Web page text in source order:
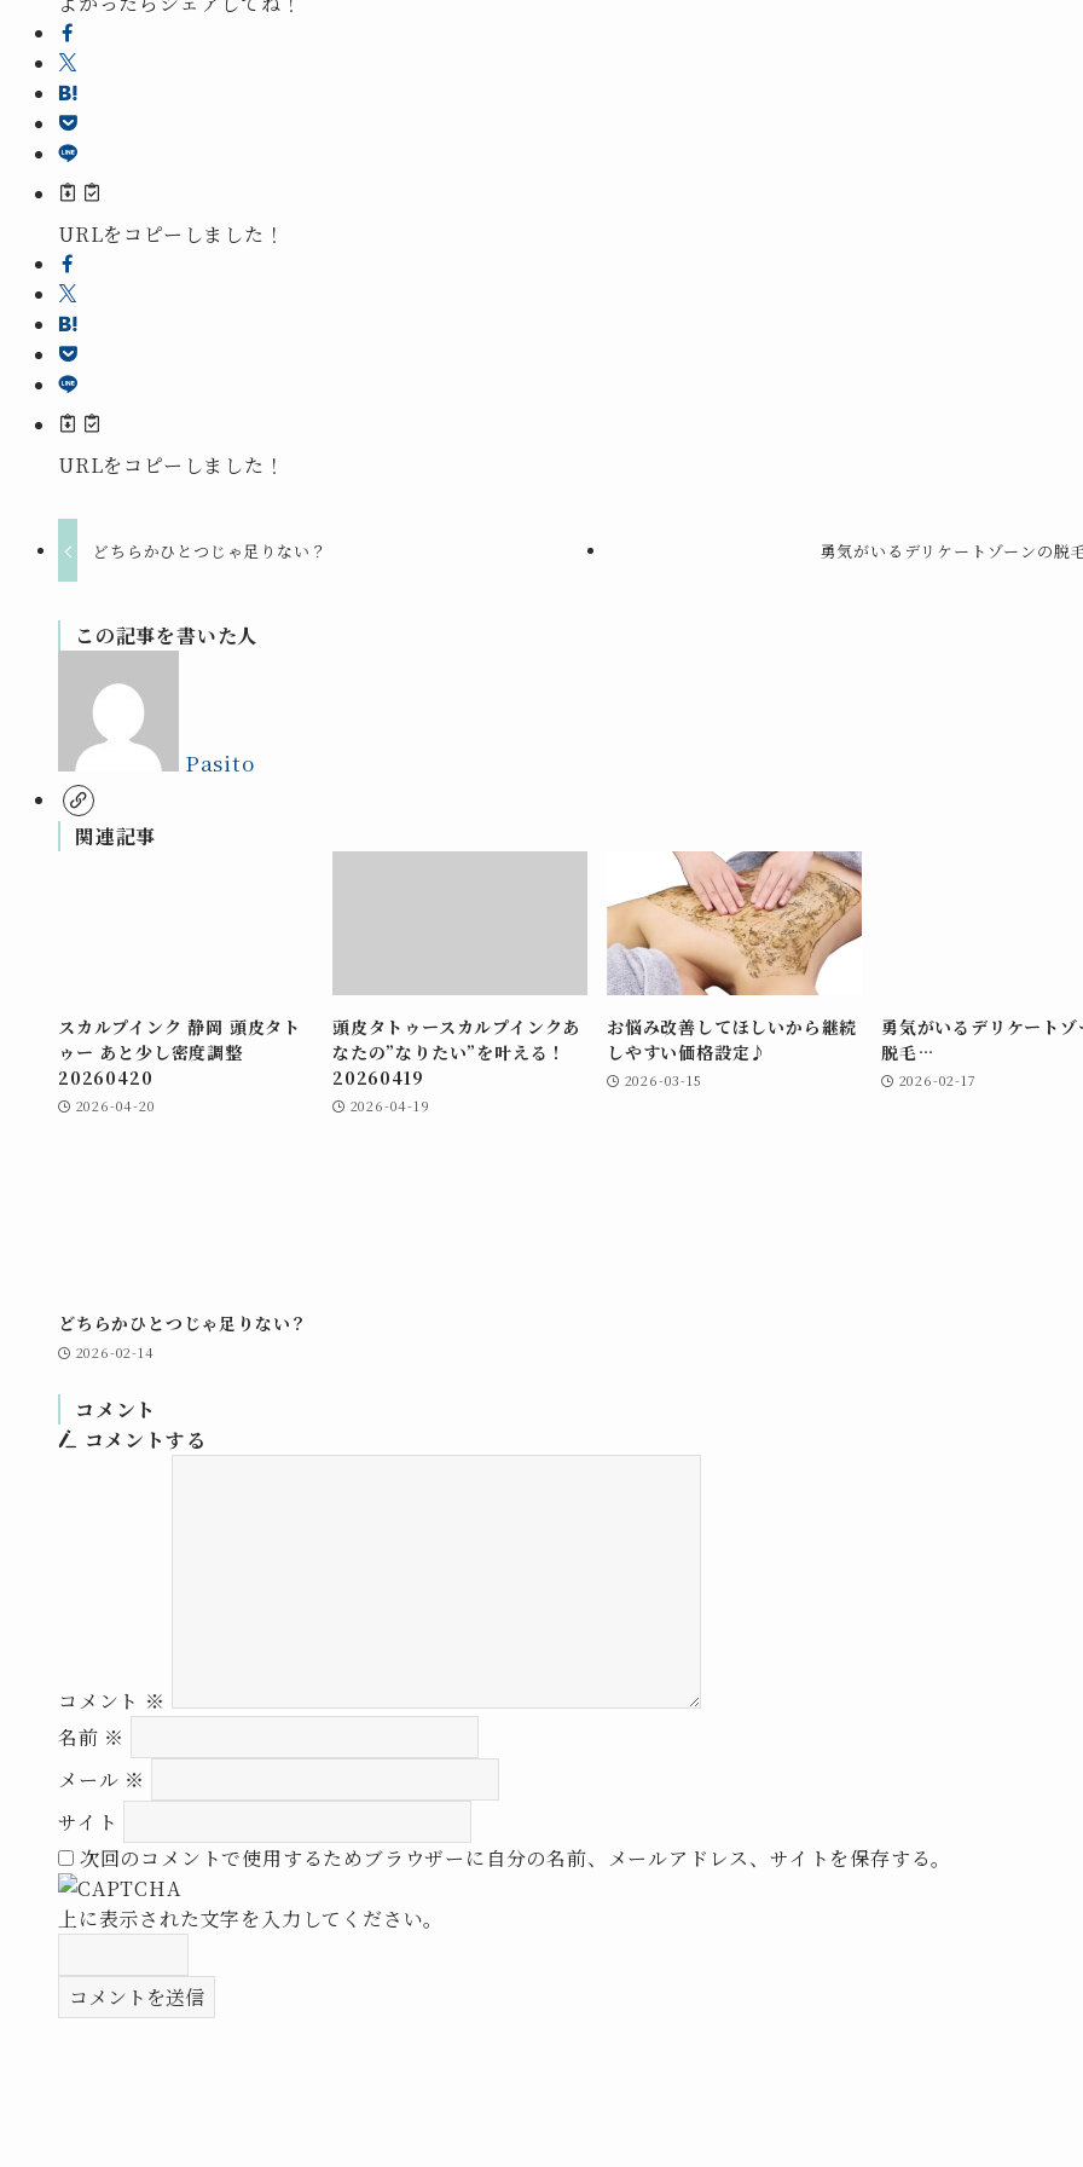
URLをコピーしました！
URLをコピーしました！
どちらかひとつじゃ足りない？ 勇気がいるデリケートゾーンの脱
この記事を書いた人
Pasito
関連記事
スカルプインク 静岡 頭皮タト
ゥー あと少し密度調整
20260420
2026-04-20
頭皮タトゥースカルプインクあ
なたの”なりたい”を叶える！
20260419
2026-04-19
お悩み改善してほしいから継続
しやすい価格設定♪
2026-03-15
勇気がいるデリケートゾ
脱毛…
2026-02-17
どちらかひとつじゃ足りない？
2026-02-14
コメント
コメントする
コメント ※
名前 ※
メール ※
サイト
次回のコメントで使用するためブラウザーに自分の名前、メールアドレス、サイトを保存する。
上に表示された文字を入力してください。